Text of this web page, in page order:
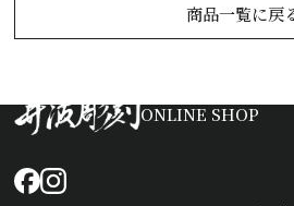
商品一覧に戻
ONLINE SHOP